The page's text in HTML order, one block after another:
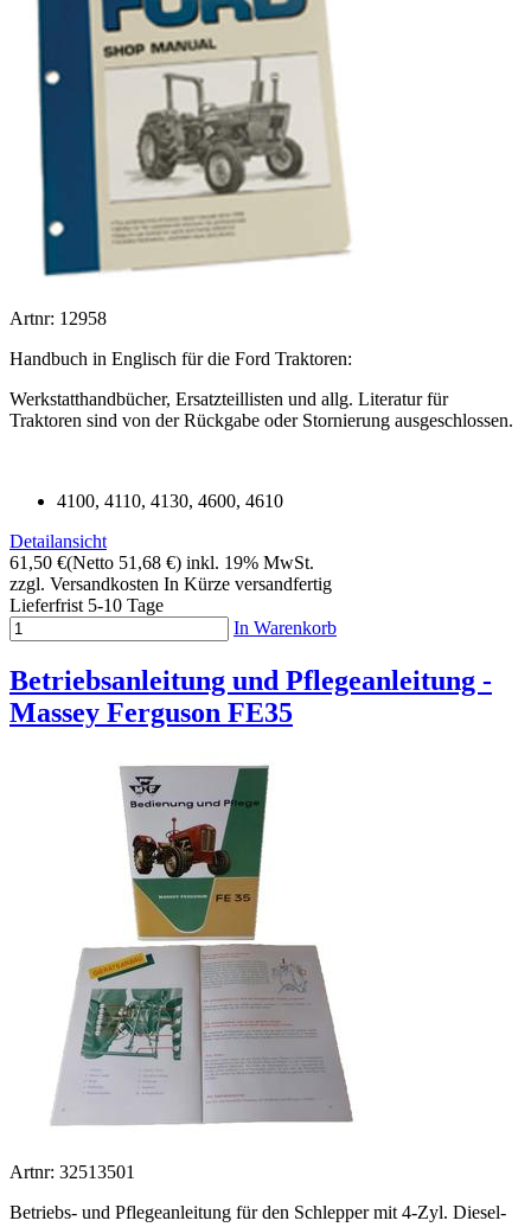
Artnr: 12958
Handbuch in Englisch für die Ford Traktoren:
Werkstatthandbücher, Ersatzteillisten und allg. Literatur für
Traktoren sind von der Rückgabe oder Stornierung ausgeschlossen.
4100, 4110, 4130, 4600, 4610
Detailansicht
61,50 €(Netto 51,68 €) inkl. 19% MwSt.
zzgl. Versandkosten In Kürze versandfertig
Lieferfrist 5-10 Tage
In Warenkorb
Betriebsanleitung und Pflegeanleitung -
Massey Ferguson FE35
Artnr: 32513501
Betriebs- und Pflegeanleitung für den Schlepper mit 4-Zyl. Diesel-